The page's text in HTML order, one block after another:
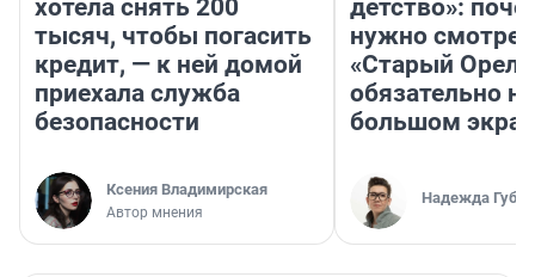
хотела снять 200
тысяч, чтобы погасить
кредит, — к ней домой
приехала служба
безопасности
Ксения Владимирская
Автор мнения
детство»:
нужно
«Старый
обязательно на
большом
Надежда